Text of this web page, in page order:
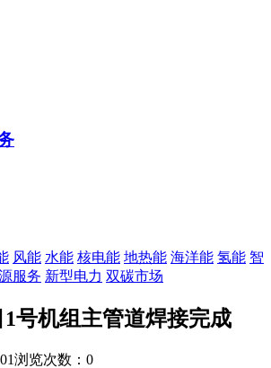
风能 水能 核电能 地热能 海洋能 氢能 智
服务 新型电力 双碳市场
号机组主管道焊接完成
浏览次数： 0